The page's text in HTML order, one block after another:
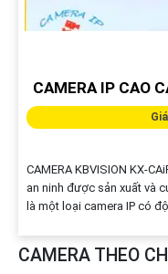
CAMERA IP CAO
CAMERA KBVISION KX-
an ninh được sản xuất và
là một loại camera IP có
CAMERA THEO